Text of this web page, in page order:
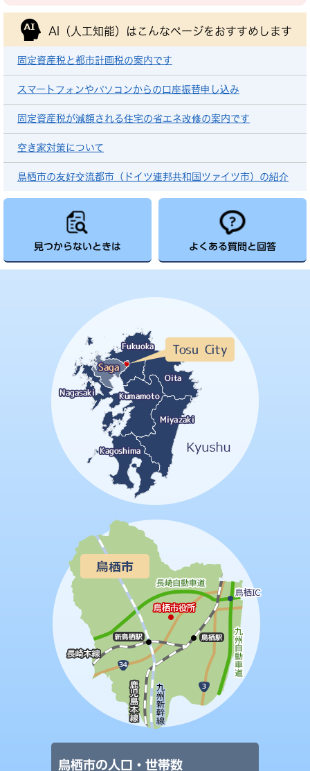
AI（人工知能）は こんなページをおすすめします
固定資産税と都市計画税の案内です
スマートフォンやパソコンからの口座振替申し込み
固定資産税が減額される住宅の省エネ改修の案内です
空き家対策について
鳥栖市の友好交流都市（ドイツ連邦共和国ツァイツ市）の紹介
見つからないときは よくある質問と回答
鳥栖市の人口・世帯数